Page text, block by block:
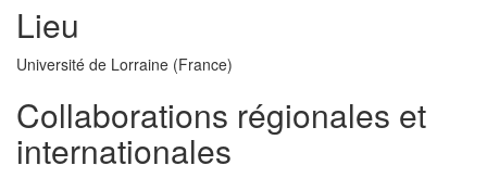
Lieu
Université de Lorraine (France)
Collaborations régionales et
internationales